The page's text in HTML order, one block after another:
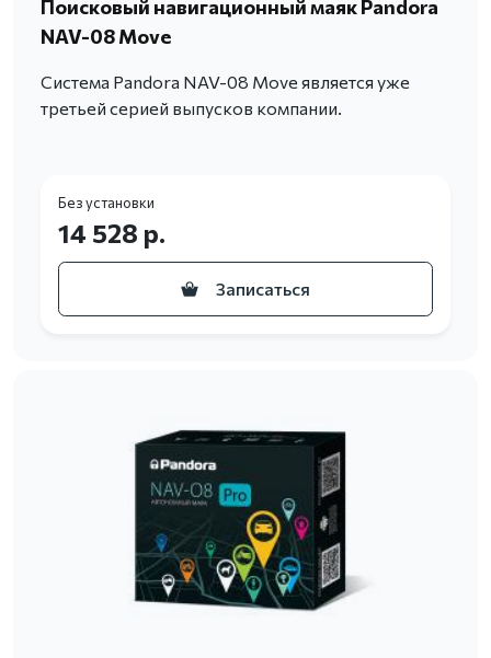
Поисковый навигационный маяк Pandora
NAV-08 Move
Система Pandora NAV-08 Move является уже
третьей серией выпусков компании.
Без установки
14 528 р.
Записаться